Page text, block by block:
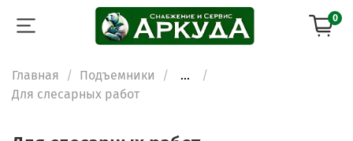
0
Главная Подъемники
...
Для слесарных работ